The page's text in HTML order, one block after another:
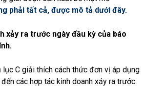
phải tất cả, được mô tả dưới đây.
xảy ra trước ngày đầu kỳ của báo
lục C giải thích cách thức đơn vị áp dụng
các hợp tác kinh doanh xảy ra trước